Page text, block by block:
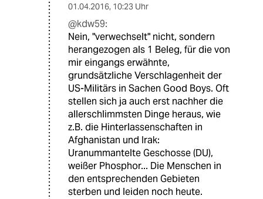
01.04.2016, 10:23 Uhr
@kdw59:
Nein, "verwechselt" nicht, sondern
herangezogen als 1 Beleg, für die von
mir eingangs erwähnte,
grundsätzliche Verschlagenheit der
US-Militärs in Sachen Good Boys. Oft
stellen sich ja auch erst nachher die
allerschlimmsten Dinge heraus, wie
z.B. die Hinterlassenschaften in
Afghanistan und Irak:
Uranummantelte Geschosse (DU),
weißer Phosphor... Die Menschen in
den entsprechenden Gebieten
sterben und leiden noch heute.